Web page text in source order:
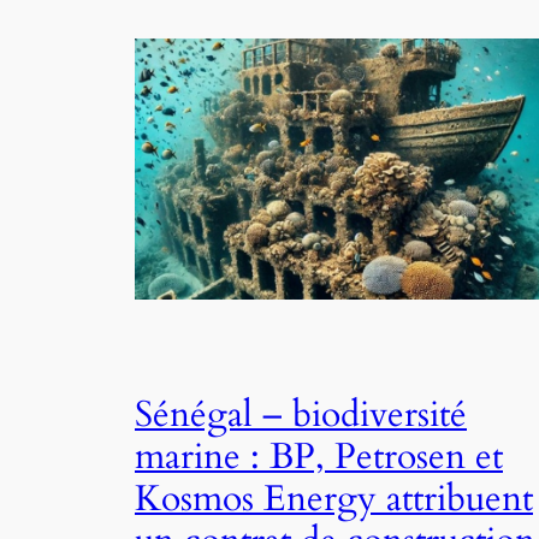
Sénégal – biodiversité
marine : BP, Petrosen et
Kosmos Energy attribuent